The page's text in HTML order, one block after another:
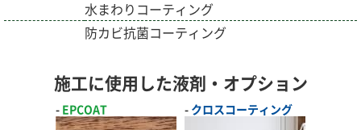
水まわりコーティング
防カビ抗菌コーティング
施工に使用した液剤・オプション
EPCOAT クロスコーティング